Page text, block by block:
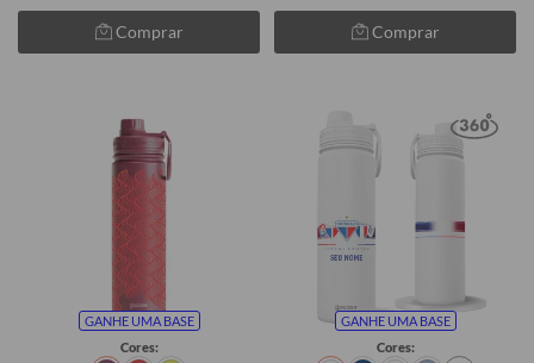
Comprar Comprar
GANHE UMA BASE
Cores:
GANHE UMA BASE
Cores: